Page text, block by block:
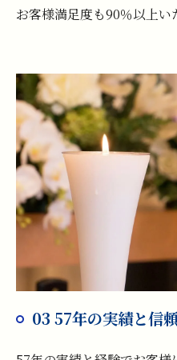
お客様満足度も90％以上い
03 57年の実績と信